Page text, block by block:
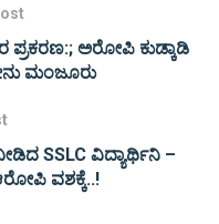
ಪ್ರಕರಣ:; ಅರೋಪಿ ಕುಡ್ಕಾಡಿ
ಮಂಜೂರು
SSLC ವಿದ್ಯಾರ್ಥಿನಿ –
ವಶಕ್ಕೆ..!